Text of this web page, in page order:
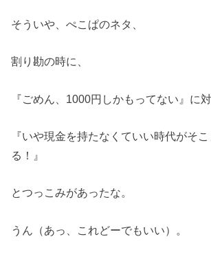
そういや、ぺこぱのネタ、
割り勘の時に、
『ごめん、1000円しかもってない』に対
『いや現金を持たなくていい時代がそ
る！』
とつっこみがあったな。
うん（あっ、これどーでもいい）。